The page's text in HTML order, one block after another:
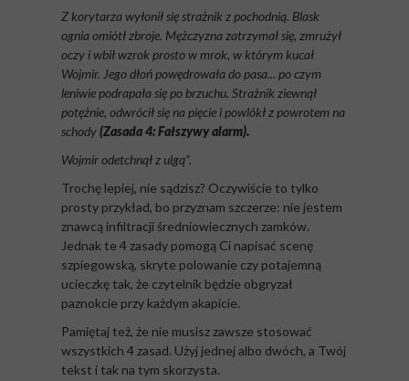
Z korytarza wyłonił się strażnik z pochodnią. Blask
ognia omiótł zbroje. Mężczyzna zatrzymał się, zmrużył
oczy i wbił wzrok prosto w mrok, w którym kucał
Wojmir. Jego dłoń powędrowała do pasa... po czym
leniwie podrapała się po brzuchu. Strażnik ziewnął
potężnie, odwrócił się na pięcie i powlókł z powrotem na
schody(Zasada 4: Fałszywy alarm).
Wojmir odetchnął z ulgą”.
Trochę lepiej, nie sądzisz? Oczywiście to tylko
prosty przykład, bo przyznam szczerze: nie jestem
znawcą infiltracji średniowiecznych zamków.
Jednak te 4 zasady pomogą Ci napisać scenę
szpiegowską, skryte polowanie czy potajemną
ucieczkę tak, że czytelnik będzie obgryzał
paznokcie przy każdym akapicie.
Pamiętaj też, że nie musisz zawsze stosować
wszystkich 4 zasad. Użyj jednej albo dwóch, a Twój
tekst i tak na tym skorzysta.